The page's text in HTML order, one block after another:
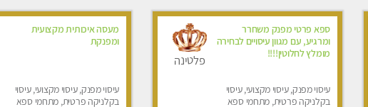
ספא פרטי מפנק משחרר
ומרגיע, עם מגוון עיסויים לבחירה
מומלץ לחלוטין!!!!
עיסוי מפנק, עיסוי מקצועי, עיסוי
בקלניקה פרטית, מתחמי ספא
פלטינה
מעסה איכותית מקצועית
ומפנקת
עיסוי מפנק, עיסוי מקצועי, עיסוי
בקלניקה פרטית, מתחמי ספא